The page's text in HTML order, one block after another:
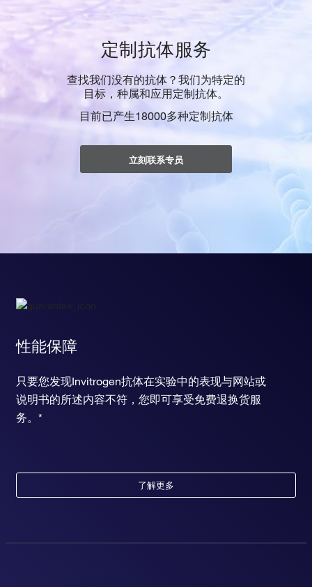
定制抗体服务
查找我们没有的抗体？我们为特定的
目标，种属和应用定制抗体。
目前已产生18000多种定制抗体
立刻联系专员
性能保障
只要您发现Invitrogen抗体在实验中的表现与网站或
说明书的所述内容不符，您即可享受免费退换货服
务。*
了解更多